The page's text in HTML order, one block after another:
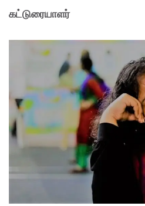
கட்டுரையாளர்